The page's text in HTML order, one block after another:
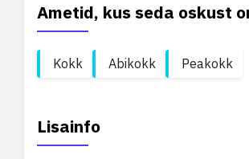
Ametid, kus seda oskust
Kokk Abikokk Peakokk
Lisainfo